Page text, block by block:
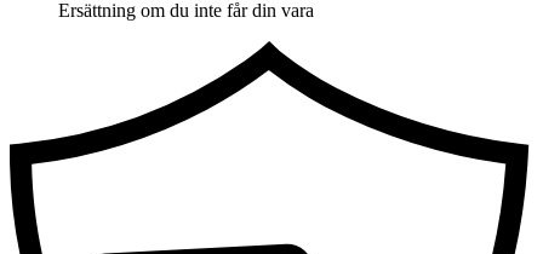
Ersättning om du inte får din vara